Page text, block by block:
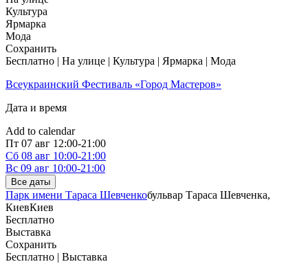
Культура
Ярмарка
Мода
Сохранить
Бесплатно | На улице | Культура | Ярмарка | Мода
Всеукраинский Фестиваль «Город Мастеров»
Дата и время
Add to calendar
Пт 07 авг 12:00-21:00
Сб 08 авг 10:00-21:00
Вс 09 авг 10:00-21:00
Все даты
Парк имени Тараса Шевченкобульвар Тараса Шевченка,
КиевКиев
Бесплатно
Выставка
Сохранить
Бесплатно | Выставка